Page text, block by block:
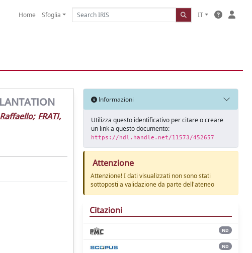
Home Sfoglia IT
; FRATI,
Informazioni
Utilizza questo identificativo per citare o creare
un link a questo documento:
https://hdl.handle.net/11573/452657
Attenzione
Attenzione! I dati visualizzati non sono stati
sottoposti a validazione da parte dell'ateneo
Citazioni
ND
ND